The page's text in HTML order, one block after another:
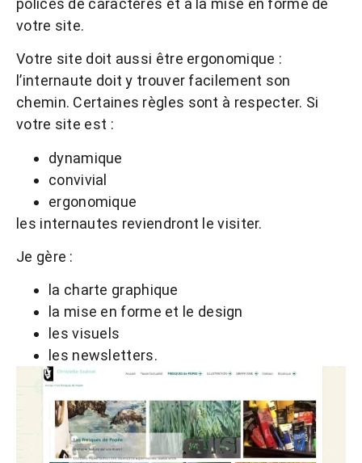
polices de caractères et à la mise en forme de
votre site.
Votre site doit aussi être ergonomique :
l’internaute doit y trouver facilement son
chemin. Certaines règles sont à respecter. Si
votre site est :
dynamique
convivial
ergonomique
les internautes reviendront le visiter.
Je gère :
la charte graphique
la mise en forme et le design
les visuels
les newsletters.